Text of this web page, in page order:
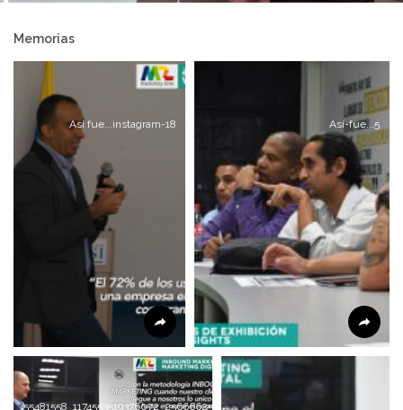
Memorias
Asi fue...instagram-18 Asi-fue...5
55481558_1174553519376072_256666257766481920_n